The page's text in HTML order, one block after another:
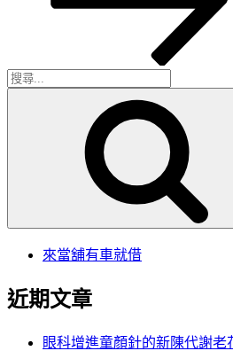
搜
來當舖有車就借
近期文章
眼科增進童顏針的新陳代謝